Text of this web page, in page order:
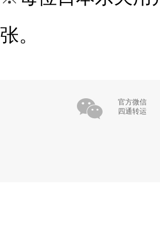
张。
官方微信
四通转运